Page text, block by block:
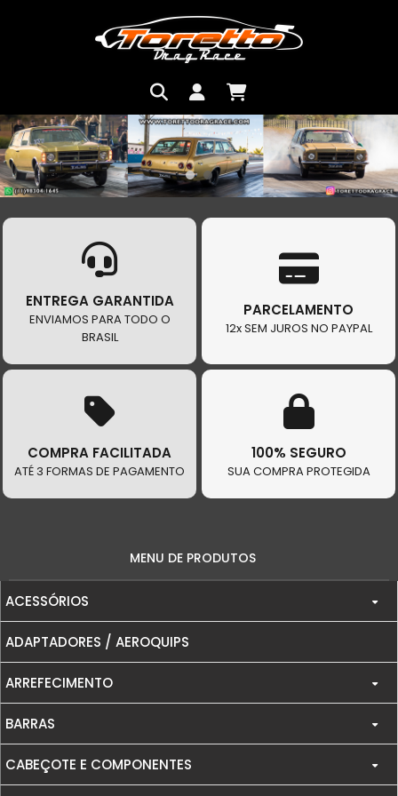
ENTREGA GARANTIDA
ENVIAMOS PARA TODO O
BRASIL
PARCELAMENTO
12x SEM JUROS NO PAYPAL
COMPRA FACILITADA
ATÉ 3 FORMAS DE PAGAMENTO
100% SEGURO
SUA COMPRA PROTEGIDA
MENU DE PRODUTOS
ACESSÓRIOS
ABAFADORES
ALAVANCA DE ENGATE RÁPIDO / ALAVACA DE FREIO
BANCOS
CAPACETES
ADAPTADORES / AEROQUIPS
ARREFECIMENTO
COMPONENTES DE ARREFECIMENTO
ICECOOLER
BARRAS
BARRA ANTI-TORÇÃO INFERIOR
CABEÇOTE E COMPONENTES